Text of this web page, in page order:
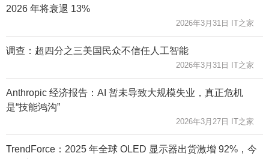
2026 年将衰退 13%
2026年3月31日 IT之家
调查：超四分之三美国民众不信任人工智能
2026年3月31日 IT之家
Anthropic 经济报告：AI 暂未导致大规模失业，真正危机
是“技能鸿沟”
2026年3月27日 IT之家
TrendForce：2025 年全球 OLED 显示器出货激增 92%，今